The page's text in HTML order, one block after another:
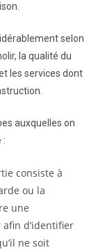
selon
la qualité du
les services dont
auxquelles on
:
consiste à
ou la
une
d’identifier
ne soit